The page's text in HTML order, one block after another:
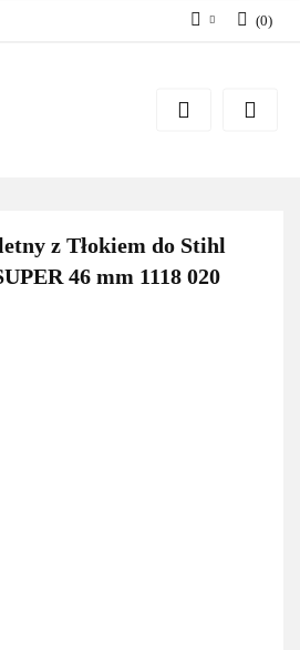
Zarejestruj się
(0)
z Tłokiem do Stihl
46 mm 1118 020